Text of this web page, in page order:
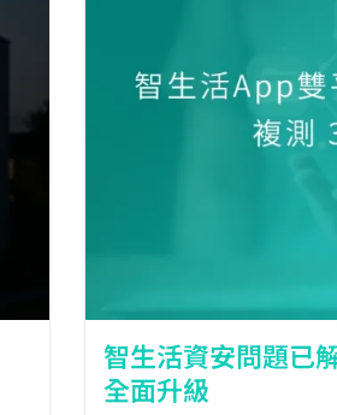
智生活資安問題已
全面升級